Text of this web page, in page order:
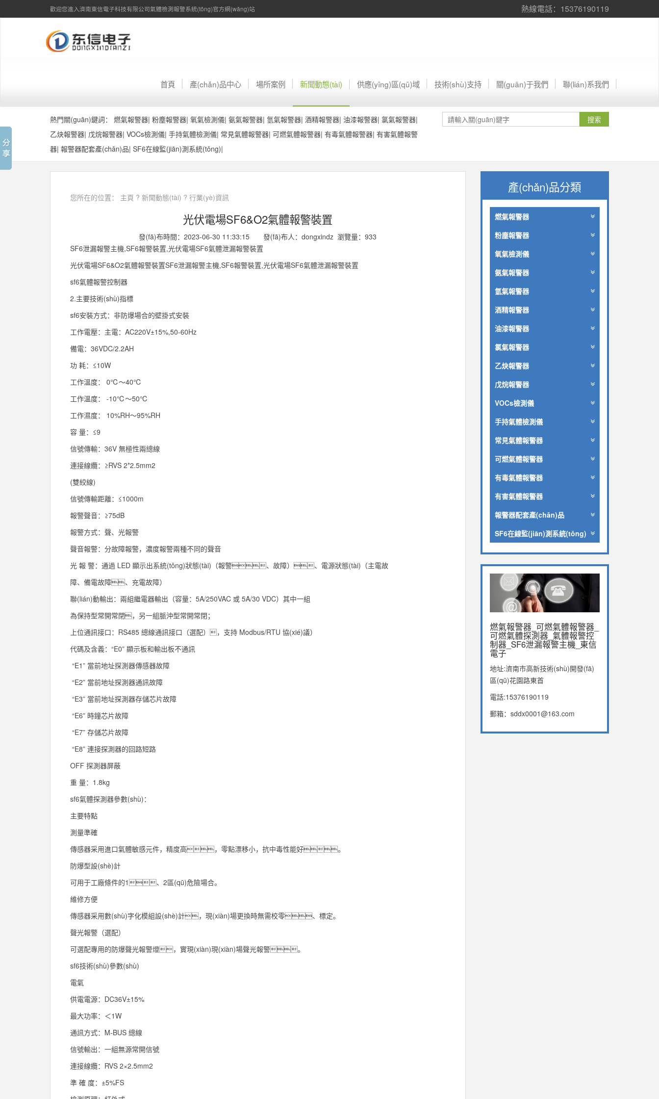
歡迎您進入濟南東信電子科技有限公司氣體檢測報警系統(tǒng)官方網(wǎng)站 熱線電話：15376190119
首頁 產(chǎn)品中心 場所案例 新聞動態(tài) 供應(yīng)區(qū)域 技術(shù)支持 關(guān)于我們 聯(lián)系我們
熱門關(guān)鍵詞： 燃氣報警器| 粉塵報警器| 氧氣檢測儀| 氨氣報警器| 氫氣報警器| 酒精報警器| 油漆報警器| 氯氣報警器|
乙炔報警器| 戊烷報警器| VOCs檢測儀| 手持氣體檢測儀| 常見氣體報警器| 可燃氣體報警器| 有毒氣體報警器| 有害氣體報警
器| 報警器配套產(chǎn)品| SF6在線監(jiān)測系統(tǒng)|
您所在的位置： 主頁 ? 新聞動態(tài) ? 行業(yè)資訊
光伏電場SF6&O2氣體報警裝置
發(fā)布時間：2023-06-30 11:33:15 發(fā)布人：dongxindz 瀏覽量：933
SF6泄漏報警主機,SF6報警裝置,光伏電場SF6氣體泄漏報警裝置
光伏電場SF6&O2氣體報警裝置SF6泄漏報警主機,SF6報警裝置,光伏電場SF6氣體泄漏報警裝置
sf6氣體報警控制器
2.主要技術(shù)指標
sf6安裝方式：非防爆場合的壁掛式安裝
工作電壓：主電：AC220V±15%,50-60Hz
備電：36VDC/2.2AH
功 耗：≤10W
工作溫度： 0℃～40℃
工作溫度： -10℃～50℃
工作濕度： 10%RH～95%RH
容 量：≤9
信號傳輸：36V 無極性兩總線
連接線纜：≥RVS 2*2.5mm2
(雙絞線)
信號傳輸距離：≤1000m
報警聲音：≥75dB
報警方式：聲、光報警
聲音報警：分故障報警，濃度報警兩種不同的聲音
光 報 警：通過 LED 顯示出系統(tǒng)狀態(tài)（報警、故障）、電源狀態(tài)（主電故
障、備電故障、充電故障）
聯(lián)動輸出：兩組繼電器輸出（容量：5A/250VAC 或 5A/30 VDC）其中一組
為保持型常開常閉，另一組脈沖型常開常閉；
上位通訊接口：RS485 總線通訊接口（選配），支持 Modbus/RTU 協(xié)議）
代碼及含義：“E0” 顯示板和輸出板不通訊
“E1” 當前地址探測器傳感器故障
“E2” 當前地址探測器通訊故障
“E3” 當前地址探測器存儲芯片故障
“E6” 時鐘芯片故障
“E7” 存儲芯片故障
“E8” 連接探測器的回路短路
OFF 探測器屏蔽
重 量：1.8kg
sf6氣體探測器參數(shù)：
主要特點
測量準確
傳感器采用進口氣體敏感元件，精度高，零點漂移小，抗中毒性能好。
防爆型設(shè)計
可用于工廠條件的1、2區(qū)危險場合。
維修方便
傳感器采用數(shù)字化模組設(shè)計，現(xiàn)場更換時無需校零、標定。
聲光報警（選配）
可選配專用的防爆聲光報警燈，實現(xiàn)現(xiàn)場聲光報警。
sf6技術(shù)參數(shù)
電氣
供電電源：DC36V±15%
最大功率：＜1W
通訊方式：M-BUS 總線
信號輸出：一組無源常開信號
連接線纜：RVS 2×2.5mm2
準 確 度：±5%FS
產(chǎn)品分類
燃氣報警器
粉塵報警器
氧氣檢測儀
氨氣報警器
氫氣報警器
酒精報警器
油漆報警器
氯氣報警器
乙炔報警器
戊烷報警器
VOCs檢測儀
手持氣體檢測儀
常見氣體報警器
可燃氣體報警器
有毒氣體報警器
有害氣體報警器
報警器配套產(chǎn)品
SF6在線監(jiān)測系統(tǒng)
燃氣報警器_可燃氣體報警器_
可燃氣體探測器_氣體報警控
制器_SF6泄漏報警主機_東信
電子
地址:濟南市高新技術(shù)開發(fā)
區(qū)花園路東首
電話:15376190119
郵箱：sddx0001@163.com